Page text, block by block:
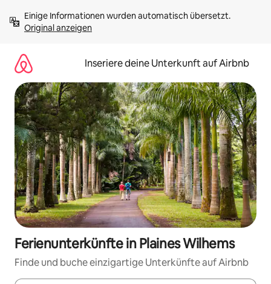
Inhalten
springenOriginal anzeigen
Inseriere deine Unterkunft auf Airbnb
Ferienunterkünfte in Plaines Wilhems
Finde und buche einzigartige Unterkünfte auf Airbnb